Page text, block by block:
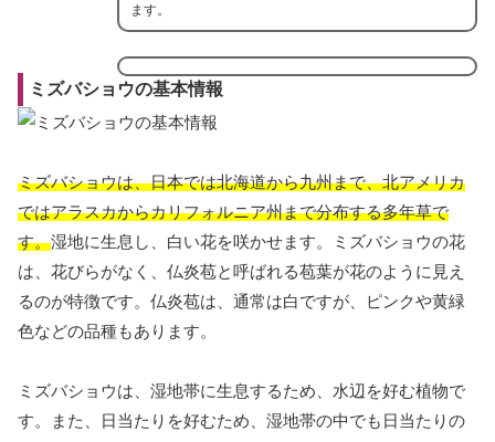
ます。
ミズバショウの基本情報
ミズバショウは、日本では北海道から九州まで、北アメリカ
ではアラスカからカリフォルニア州まで分布する多年草で
す。湿地に生息し、白い花を咲かせます。ミズバショウの花
は、花びらがなく、仏炎苞と呼ばれる苞葉が花のように見え
るのが特徴です。仏炎苞は、通常は白ですが、ピンクや黄緑
色などの品種もあります。
ミズバショウは、湿地帯に生息するため、水辺を好む植物で
す。また、日当たりを好むため、湿地帯の中でも日当たりの